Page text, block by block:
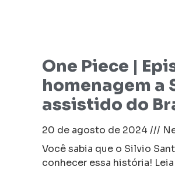
One Piece |
homenagem a
assistido do
20 de agosto de 2024
Você sabia que o Silvio
conhecer essa história!